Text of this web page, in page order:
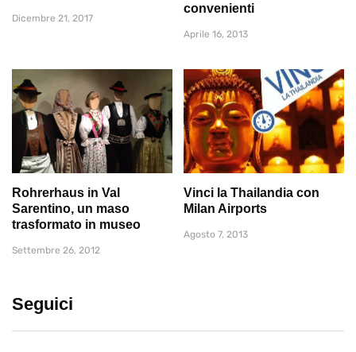
Dicembre 21, 2017
convenienti
Aprile 16, 2013
Rohrerhaus in Val
Sarentino, un maso
trasformato in museo
Settembre 26, 2012
Vinci la Thailandia con
Milan Airports
Agosto 7, 2013
Seguici